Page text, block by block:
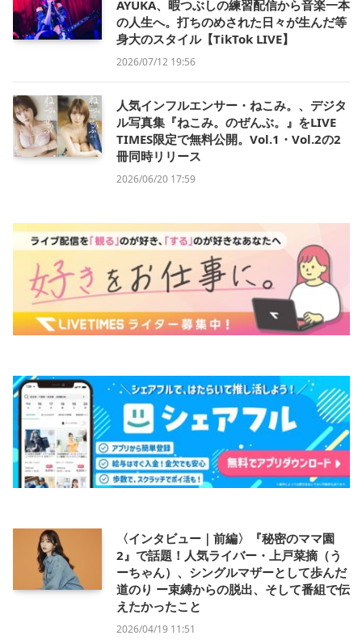
AYUKA、暇つぶしの練習配信から音楽一本
の人生へ。打ちのめされた日々が生んだ等
身大のスタイル【TikTok LIVE】
2026/07/12 19:56
人気インフルエンサー・ねこみ。、デジタ
ル写真集『ねこみ。のぜんぶ。』をLIVE
TIMES限定で無料公開。Vol.1・Vol.2の2
冊同時リリース
2026/06/20 17:59
〈インタビュー｜前編〉『秘密のママ園
2』で話題！人気ライバー・上戸菜摘（う
ーちゃん）、シングルマザーとして歩んだ
道のり ー束縛からの脱出、そして番組で伝
えたかったこと
2026/04/19 11:51